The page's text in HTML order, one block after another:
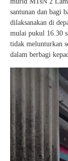
santunan dan bagi
dilaksanakan di
mulai pukul 16.30
tidak melunturkan
dalam berbagi